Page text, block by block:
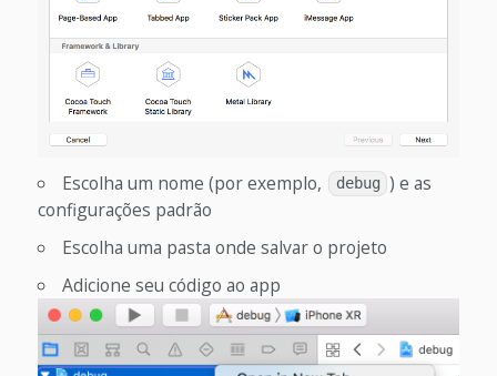
Escolha um nome (por exemplo, debug ) e as
configurações padrão
Escolha uma pasta onde salvar o projeto
Adicione seu código ao app